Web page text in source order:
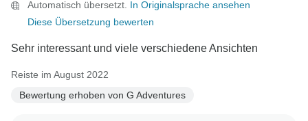
Automatisch übersetzt. In Originalsprache ansehen
Diese Übersetzung bewerten
Sehr interessant und viele verschiedene Ansichten
Reiste im August 2022
Bewertung erhoben von G Adventures